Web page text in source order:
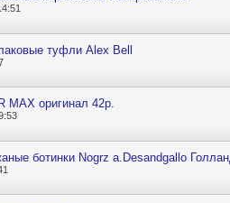
туфли Alex Bell
MAX оригинал 42р.
ботинки Nogrz a.Desandgallo